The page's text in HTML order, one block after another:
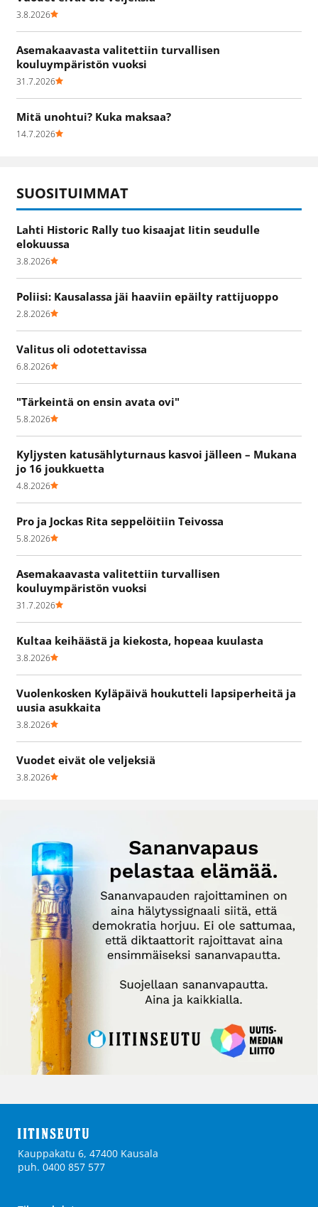
3.8.2026
Asemakaavasta valitettiin turvallisen
kouluympäristön vuoksi
31.7.2026
Mitä unohtui? Kuka maksaa?
14.7.2026
SUOSITUIMMAT
Lahti Historic Rally tuo kisaajat Iitin seudulle
elokuussa
3.8.2026
Poliisi: Kausalassa jäi haaviin epäilty rattijuoppo
2.8.2026
Valitus oli odotettavissa
6.8.2026
"Tärkeintä on ensin avata ovi"
5.8.2026
Kyljysten katusählyturnaus kasvoi jälleen – Mukana
jo 16 joukkuetta
4.8.2026
Pro ja Jockas Rita seppelöitiin Teivossa
5.8.2026
Asemakaavasta valitettiin turvallisen
kouluympäristön vuoksi
31.7.2026
Kultaa keihäästä ja kiekosta, hopeaa kuulasta
3.8.2026
Vuolenkosken Kyläpäivä houkutteli lapsiperheitä ja
uusia asukkaita
3.8.2026
Vuodet eivät ole veljeksiä
3.8.2026
Kauppakatu 6, 47400 Kausala
puh. 0400 857 577